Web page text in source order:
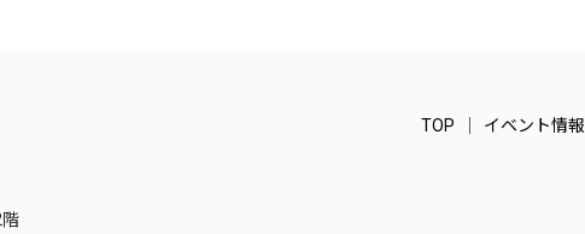
TOP イベント情報